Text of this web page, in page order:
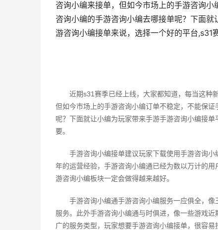
咨询小编来接单，但如今市场上的手游咨询
咨询小编的手游咨询小编去哪接单呢？下面
游咨询小编接单来说，选择一个好的平台
近期s31赛季已经上线，大家都知道，每当这种
但如今市场上的手游咨询小编订单不稳定，不能保
呢？下面就让小编为玩家带来手游手游咨询小编接
要。
手游咨询小编接单建议玩家下载使用手游咨询
年的运营经验，手游咨询小编通已经为数以万计的
游咨询小编板块一定会做得越来越好。
手游咨询小编通手游咨询小编服务一应俱全，
服务。此外手游咨询小编通与时俱进，像一些游戏
广的服务类型，玩家想要手游咨询小编接单，很容易